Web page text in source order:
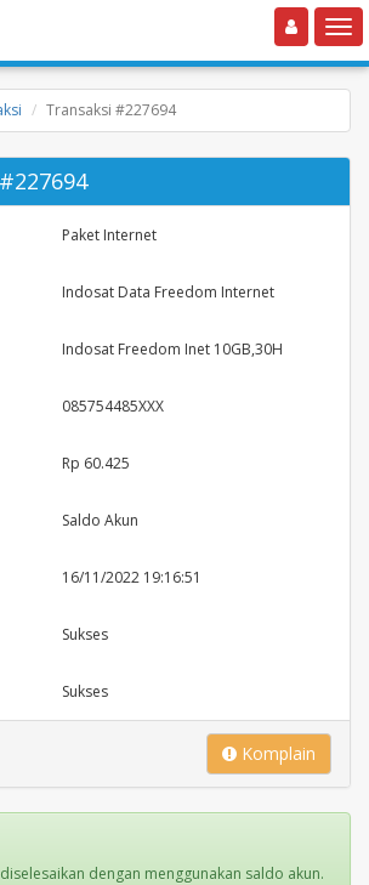
Toggle navigation
Transaksi #227694
Paket Internet
Indosat Data Freedom Internet
Indosat Freedom Inet 10GB,30H
085754485XXX
Rp 60.425
Saldo Akun
16/11/2022 19:16:51
Sukses
Sukses
Komplain
dengan menggunakan saldo akun.